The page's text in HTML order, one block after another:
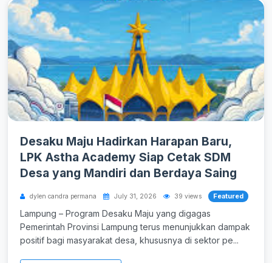
Desaku Maju Hadirkan Harapan Baru,
LPK Astha Academy Siap Cetak SDM
Desa yang Mandiri dan Berdaya Saing
dylen candra permana July 31, 2026 39 views Featured
Lampung – Program Desaku Maju yang digagas
Pemerintah Provinsi Lampung terus menunjukkan dampak
positif bagi masyarakat desa, khususnya di sektor pe...